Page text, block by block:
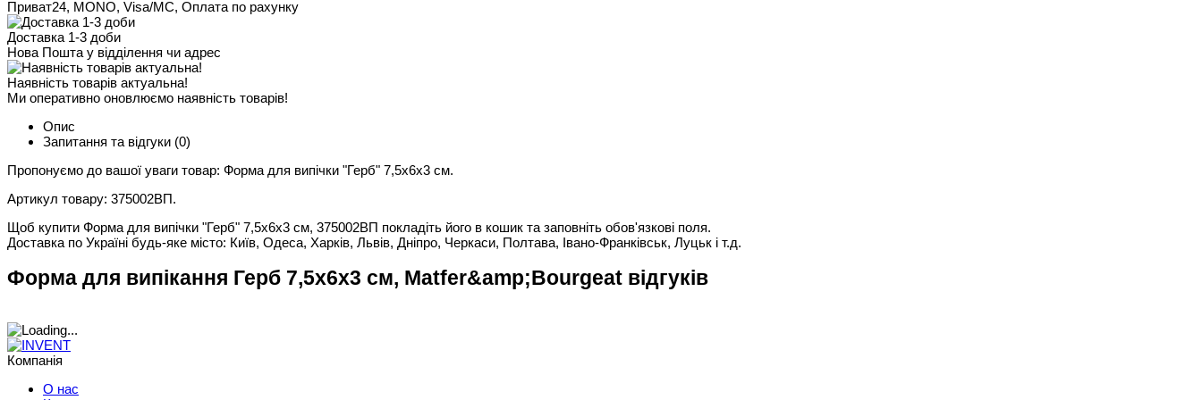
Приват24, MONO, Visa/MC, Оплата по рахунку
Доставка 1-3 доби
Нова Пошта у відділення чи адрес
Наявність товарів актуальна!
Ми оперативно оновлюємо наявність товарів!
Опис
Запитання та відгуки (0)
Пропонуємо до вашої уваги товар: Форма для випічки "Герб" 7,5х6х3 см.
Артикул товару: 375002ВП.
Щоб купити Форма для випічки "Герб" 7,5х6х3 см, 375002ВП покладіть його в кошик та заповніть обов'язкові поля.
Доставка по Україні будь-яке місто: Київ, Одеса, Харків, Львів, Дніпро, Черкаси, Полтава, Івано-Франківськ, Луцьк і т.д.
Форма для випікання Герб 7,5х6х3 см, Matfer&amp;Bourgeat відгуків
Компанія
О нас